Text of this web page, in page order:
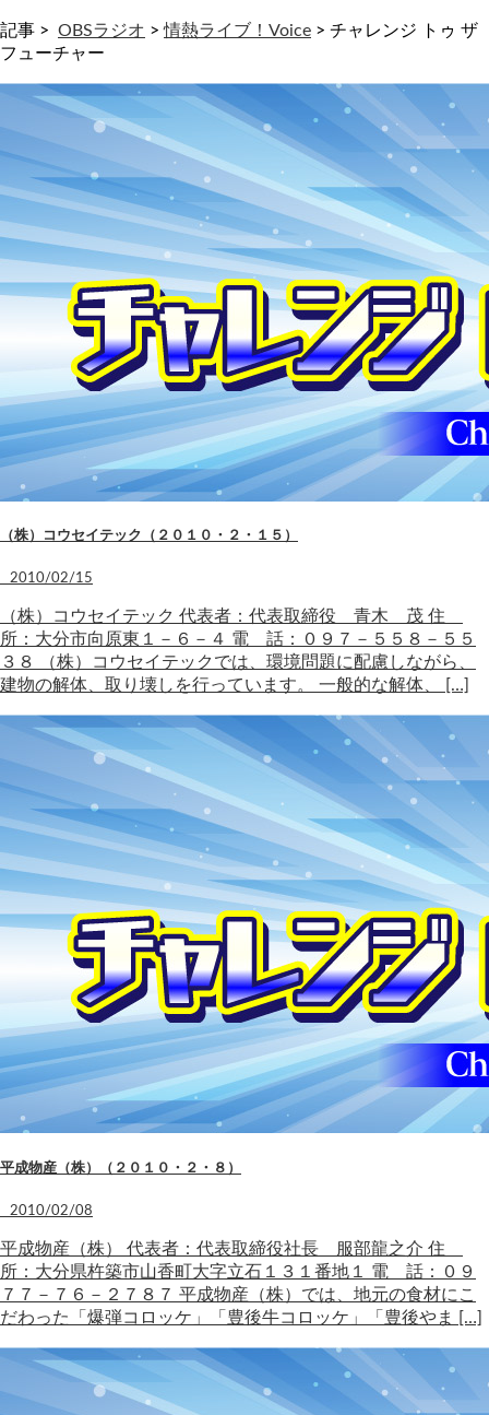
記事 > OBSラジオ >情熱ライブ！Voice > チャレンジ トゥ ザ
フューチャー
（株）コウセイテック（２０１０・２・１５）
2010/02/15
（株）コウセイテック 代表者：代表取締役 青木 茂 住
所：大分市向原東１－６－４ 電 話：０９７－５５８－５５
３８ （株）コウセイテックでは、環境問題に配慮しながら、
建物の解体、取り壊しを行っています。 一般的な解体、 […]
平成物産（株）（２０１０・２・８）
2010/02/08
平成物産（株） 代表者：代表取締役社長 服部龍之介 住
所：大分県杵築市山香町大字立石１３１番地１ 電 話：０９
７７－７６－２７８７ 平成物産（株）では、地元の食材にこ
だわった「爆弾コロッケ」「豊後牛コロッケ」「豊後やま […]